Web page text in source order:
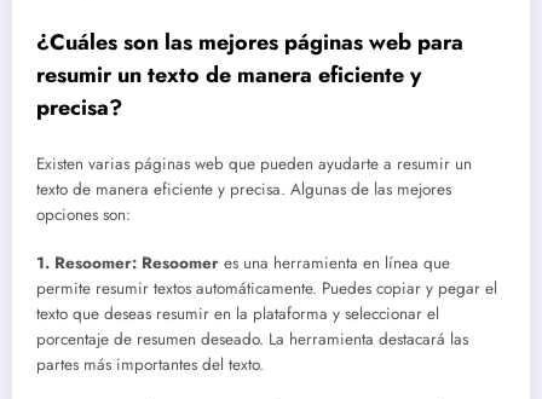
¿Cuáles son las mejores páginas web para
resumir un texto de manera eficiente y
precisa?
Existen varias páginas web que pueden ayudarte a resumir un
texto de manera eficiente y precisa. Algunas de las mejores
opciones son:
1. Resoomer: Resoomer es una herramienta en línea que
permite resumir textos automáticamente. Puedes copiar y pegar el
texto que deseas resumir en la plataforma y seleccionar el
porcentaje de resumen deseado. La herramienta destacará las
partes más importantes del texto.